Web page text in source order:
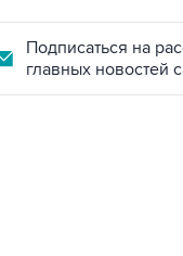
Подписаться на
главных новостей